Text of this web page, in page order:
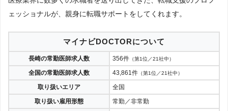
ェッショナルが、親身に転職サポートをしてくれます。
マイナビDOCTORについて
長崎の常勤医師求人数 356件 （第1位／21社中）
全国の常勤医師求人数 43,861件 （第1位／21社中）
取り扱いエリア
全国
取り扱い雇用形態
常勤／非常勤